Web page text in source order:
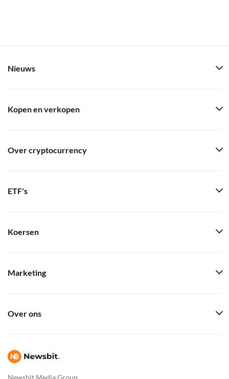
Newsbit Media Group
Nieuws
Kopen en verkopen
Over cryptocurrency
ETF's
Koersen
Marketing
Over ons